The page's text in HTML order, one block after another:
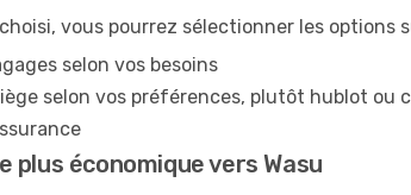
vous pourrez sélectionner les options
selon vos besoins
selon vos préférences, plutôt hublot ou
plus économique vers Wasu